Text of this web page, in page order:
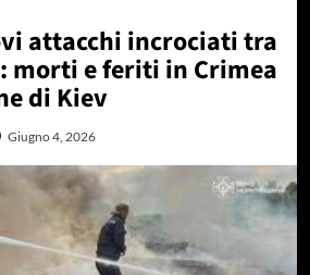
attacchi incrociati tra
morti e feriti in Crimea
di Kiev
Giugno 4, 2026